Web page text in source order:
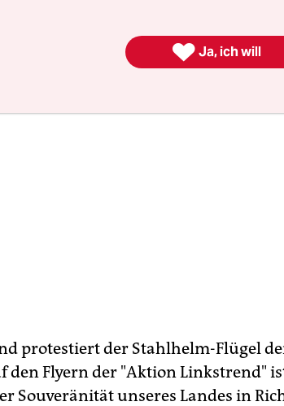
protestiert der Stahlhelm-Flügel
den Flyern der "Aktion Linkstrend"
Souveränität unseres Landes in
 Ja, ich will